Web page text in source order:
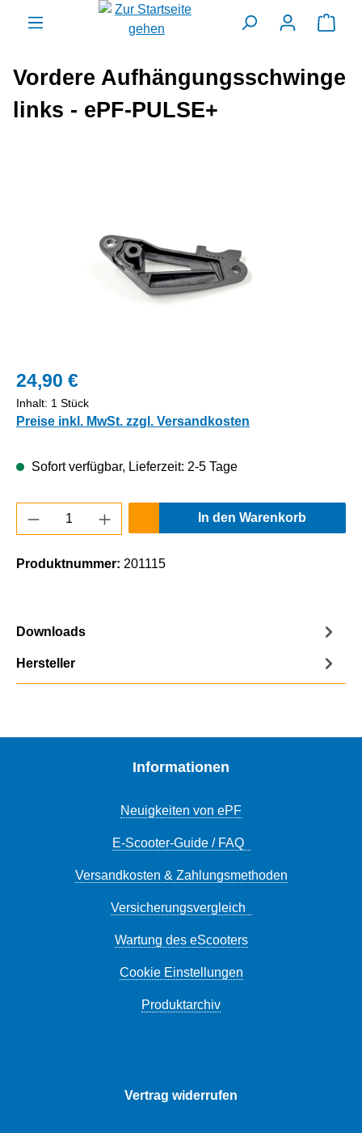
springen
Vordere Aufhängungsschwinge
links - ePF-PULSE+
24,90 €
Inhalt: 1 Stück
Preise inkl. MwSt. zzgl. Versandkosten
Sofort verfügbar, Lieferzeit: 2-5 Tage
Produkt Anzahl: Gib den gewünschten
In den Warenkorb
Produktnummer: 201115
Downloads
Hersteller
Informationen
Neuigkeiten von ePF
E-Scooter-Guide / FAQ
Versandkosten & Zahlungsmethoden
Versicherungsvergleich
Wartung des eScooters
Cookie Einstellungen
Produktarchiv
Vertrag widerrufen